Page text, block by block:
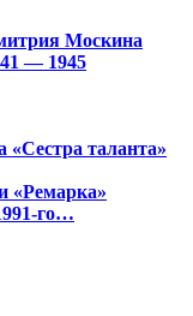
Москина
— 1945
«Сестра таланта»
«Ремарка»
го…